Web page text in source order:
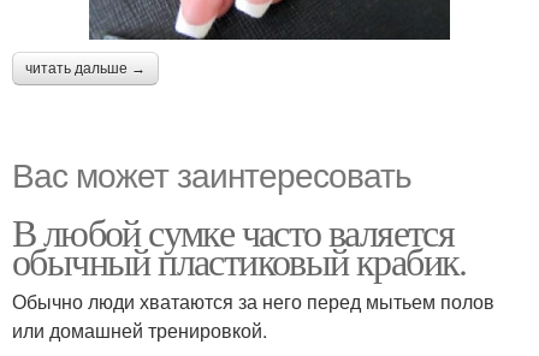
читать дальше →
Вас может заинтересовать
В любой сумке часто валяется
обычный пластиковый крабик.
Обычно люди хватаются за него перед мытьем полов
или домашней тренировкой.